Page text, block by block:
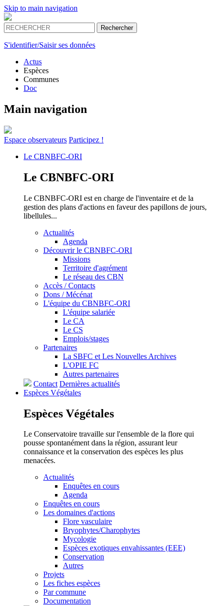
Skip to main navigation
S'identifier/Saisir ses données
Actus
Espèces
Communes
Doc
Main navigation
Espace observateurs Participez !
Le CBNBFC-ORI
Le CBNBFC-ORI
Le CBNBFC-ORI est en charge de l'inventaire et de la
gestion des plans d'actions en faveur des papillons de jours,
libellules...
Actualités
Agenda
Découvrir le CBNBFC-ORI
Missions
Territoire d'agrément
Le réseau des CBN
Accès / Contacts
Dons / Mécénat
L'équipe du CBNBFC-ORI
L'équipe salariée
Le CA
Le CS
Emplois/stages
Partenaires
La SBFC et Les Nouvelles Archives
L'OPIE FC
Autres partenaires
Contact Dernières actualités
Espèces Végétales
Espèces Végétales
Le Conservatoire travaille sur l'ensemble de la flore qui
pousse spontanément dans la région, assurant leur
connaissance et la conservation des espèces les plus
menacées.
Actualités
Enquêtes en cours
Agenda
Enquêtes en cours
Les domaines d'actions
Flore vasculaire
Bryophytes/Charophytes
Mycologie
Espèces exotiques envahissantes (EEE)
Conservation
Autres
Projets
Les fiches espèces
Par commune
Documentation